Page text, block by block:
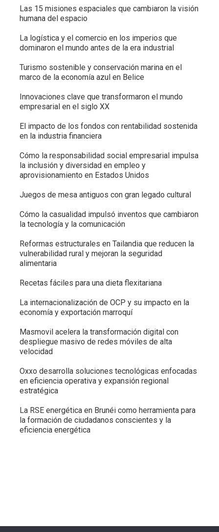
Las 15 misiones espaciales que cambiaron la visión
humana del espacio
La logística y el comercio en los imperios que
dominaron el mundo antes de la era industrial
Turismo sostenible y conservación marina en el
marco de la economía azul en Belice
Innovaciones clave que transformaron el mundo
empresarial en el siglo XX
El impacto de los fondos con rentabilidad sostenida
en la industria financiera
Cómo la responsabilidad social empresarial impulsa
la inclusión y diversidad en empleo y
aprovisionamiento en Estados Unidos
Juegos de mesa antiguos con gran legado cultural
Cómo la casualidad impulsó inventos que cambiaron
la tecnología y la comunicación
Reformas estructurales en Tailandia que reducen la
vulnerabilidad rural y mejoran la seguridad
alimentaria
Recetas fáciles para una dieta flexitariana
La internacionalización de OCP y su impacto en la
economía y exportación marroquí
Masmovil acelera la transformación digital con
despliegue masivo de redes móviles de alta
velocidad
Oxxo desarrolla soluciones tecnológicas enfocadas
en eficiencia operativa y expansión regional
estratégica
La RSE energética en Brunéi como herramienta para
la formación de ciudadanos conscientes y la
eficiencia energética